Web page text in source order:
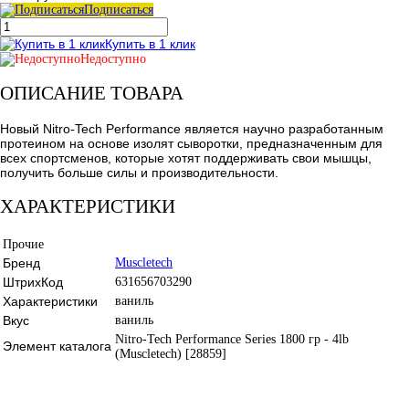
Подписаться
Купить в 1 клик
Недоступно
ОПИСАНИЕ ТОВАРА
Новый Nitro-Tech Performance является научно разработанным
протеином на основе изолят сыворотки, предназначенным для
всех спортсменов, которые хотят поддерживать свои мышцы,
получить больше силы и производительности.
ХАРАКТЕРИСТИКИ
Прочие
Бренд Muscletech
ШтрихКод 631656703290
Характеристики ваниль
Вкус ваниль
Элемент каталога Nitro-Tech Performance Series 1800 гр - 4lb
(Muscletech) [28859]